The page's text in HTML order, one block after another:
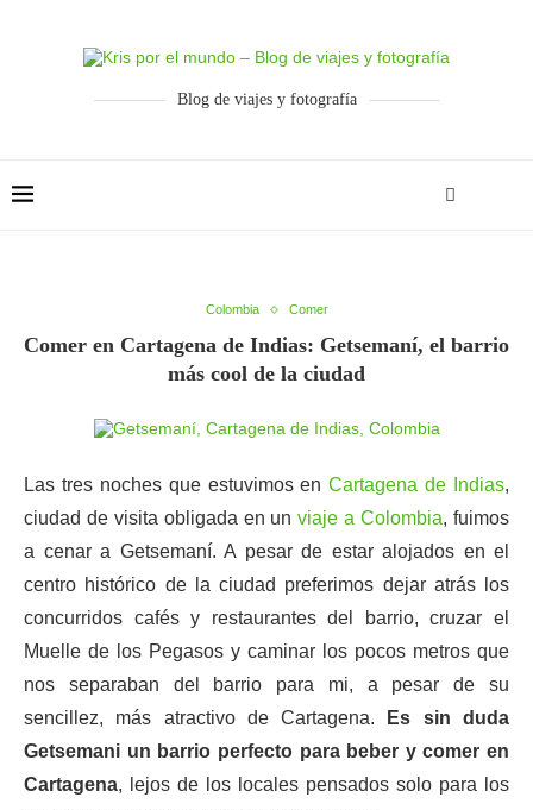
Blog de viajes y fotografía
Colombia Comer
Comer en Cartagena de Indias: Getsemaní, el barrio
más cool de la ciudad
Las tres noches que estuvimos enCartagena de Indias,
ciudad de visita obligada en unviaje a Colombia, fuimos
a cenar a Getsemaní. A pesar de estar alojados en el
centro histórico de la ciudad preferimos dejar atrás los
concurridos cafés y restaurantes del barrio, cruzar el
Muelle de los Pegasos y caminar los pocos metros que
nos separaban del barrio para mi, a pesar de su
sencillez, más atractivo de Cartagena.
Es sin duda
Getsemani un barrio perfecto para beber y comer en
Cartagena, lejos de los locales pensados solo para los